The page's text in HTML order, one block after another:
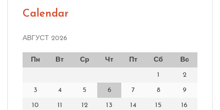
Calendar
АВГУСТ 2026
Пн Вт Ср Чт Пт Сб Вс
1 2
3 4 5 6 7 8 9
10 11 12 13 14 15 16